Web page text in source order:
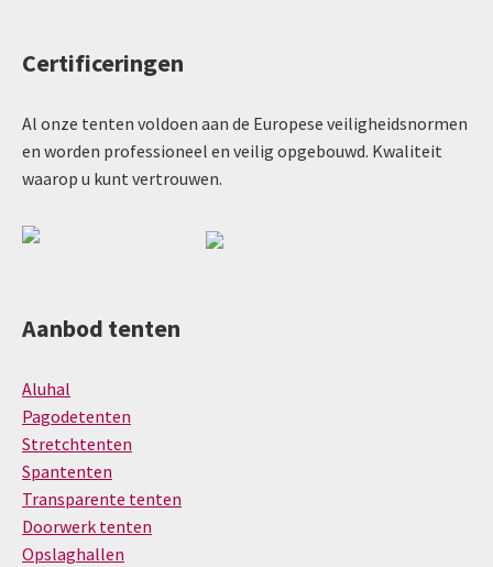
Certificeringen
Al onze tenten voldoen aan de Europese veiligheidsnormen
en worden professioneel en veilig opgebouwd. Kwaliteit
waarop u kunt vertrouwen.
Aanbod tenten
Aluhal
Pagodetenten
Stretchtenten
Spantenten
Transparente tenten
Doorwerk tenten
Opslaghallen